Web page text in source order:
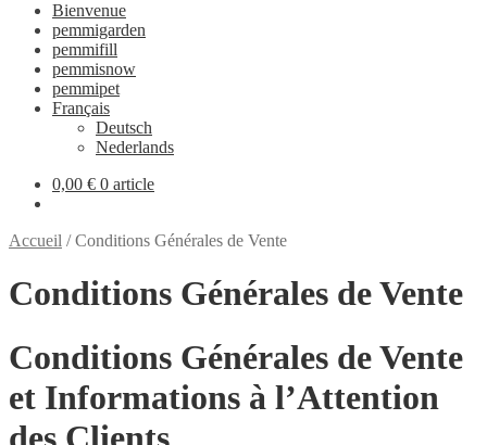
Bienvenue
pemmigarden
pemmifill
pemmisnow
pemmipet
Français
Deutsch
Nederlands
0,00 € 0 article
Accueil /Conditions Générales de Vente
Conditions Générales de Vente
Conditions Générales de Vente
et Informations à l’Attention